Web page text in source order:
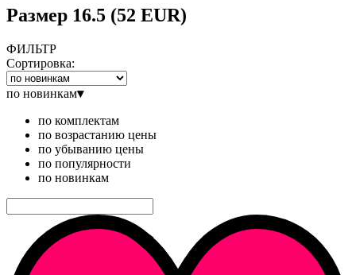
Размер 16.5 (52 EUR)
ФИЛЬТР
Сортировка:
по новинкам▾
по комплектам
по возрастанию цены
по убыванию цены
по популярности
по новинкам